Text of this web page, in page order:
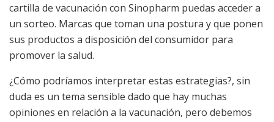
cartilla de vacunación con Sinopharm puedas acceder a
un sorteo. Marcas que toman una postura y que ponen
sus productos a disposición del consumidor para
promover la salud.
¿Cómo podríamos interpretar estas estrategias?, sin
duda es un tema sensible dado que hay muchas
opiniones en relación a la vacunación, pero debemos